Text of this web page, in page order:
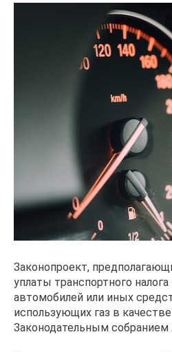
Законопроект,
уплаты транспортного
автомобилей или иных
использующих газ в
Законодательным собранием